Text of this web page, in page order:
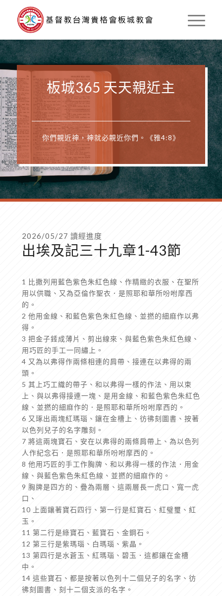
板城365 天天親近主
你們親近神，神就必親近你們。《雅4:8》
2026/05/27 讀經進度
出埃及記三十九章1-43節
1 比撒列用藍色紫色朱紅色線、作精緻的衣服、在聖所
用以供職、又為亞倫作聖衣．是照耶和華所吩咐摩西
的。
2 他用金線、和藍色紫色朱紅色線、並撚的細麻作以弗
得。
3 把金子錘成薄片、剪出線來、與藍色紫色朱紅色線、
用巧匠的手工一同繡上。
4 又為以弗得作兩條相連的肩帶、接連在以弗得的兩
頭。
5 其上巧工織的帶子、和以弗得一樣的作法、用以束
上、與以弗得接連一塊、是用金線、和藍色紫色朱紅色
線、並撚的細麻作的．是照耶和華所吩咐摩西的。
6 又琢出兩塊紅瑪瑙、鑲在金槽上、彷彿刻圖書、按著
以色列兒子的名字雕刻。
7 將這兩塊寶石、安在以弗得的兩條肩帶上、為以色列
人作紀念石．是照耶和華所吩咐摩西的。
8 他用巧匠的手工作胸牌、和以弗得一樣的作法．用金
線、與藍色紫色朱紅色線、並撚的細麻作的。
9 胸牌是四方的、疊為兩層、這兩層長一虎口、寬一虎
口、
10 上面鑲著寶石四行、第一行是紅寶石、紅璧璽、紅
玉。
11 第二行是綠寶石、藍寶石、金鋼石。
12 第三行是紫瑪瑙、白瑪瑙、紫晶。
13 第四行是水蒼玉、紅瑪瑙、碧玉．這都鑲在金槽
中。
14 這些寶石、都是按著以色列十二個兒子的名字、彷
彿刻圖書、刻十二個支派的名字。